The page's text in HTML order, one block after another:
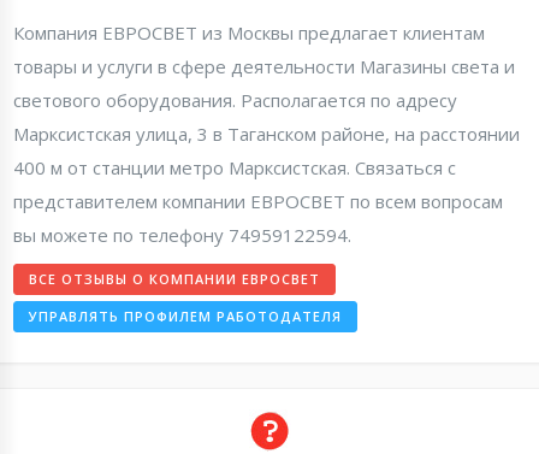
Компания ЕВРОСВЕТ из Москвы предлагает клиентам
товары и услуги в сфере деятельности Магазины света и
светового оборудования. Располагается по адресу
Марксистская улица, 3 в Таганском районе, на расстоянии
400 м от станции метро Марксистская. Связаться с
представителем компании ЕВРОСВЕТ по всем вопросам
вы можете по телефону 74959122594.
ВСЕ ОТЗЫВЫ О КОМПАНИИ ЕВРОСВЕТ
УПРАВЛЯТЬ ПРОФИЛЕМ РАБОТОДАТЕЛЯ